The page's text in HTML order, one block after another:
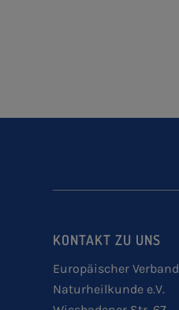
KONTAKT ZU UNS
Europäischer Verband
Naturheilkunde e.V.